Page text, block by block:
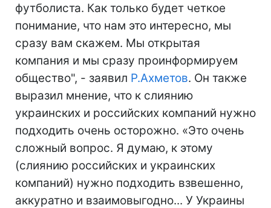
футболиста. Как только будет четкое
понимание, что нам это интересно, мы
сразу вам скажем. Мы открытая
компания и мы сразу проинформируем
общество", - заявил Р.Ахметов. Он также
выразил мнение, что к слиянию
украинских и российских компаний нужно
подходить очень осторожно. «Это очень
сложный вопрос. Я думаю, к этому
(слиянию российских и украинских
компаний) нужно подходить взвешенно,
аккуратно и взаимовыгодно... У Украины